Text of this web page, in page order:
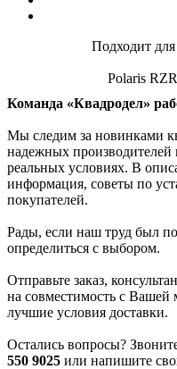
Подходит
Polaris
Команда «Квадродел»
Мы следим за новинками
надежных производителей
реальных условиях. В
информация, советы по
покупателей.
Рады, если наш труд был
определиться с выбором.
Отправьте заказ,
на совместимость с
лучшие условия доставки.
Остались вопросы?
550 9025 или напишите